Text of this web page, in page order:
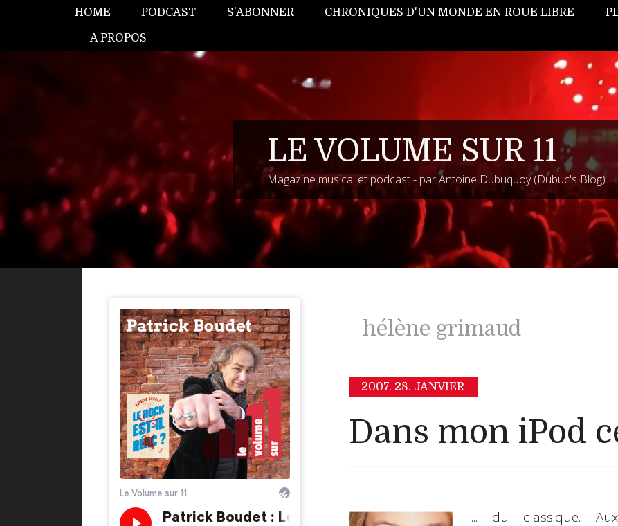
HOME PODCAST S'ABONNER CHRONIQUES D'UN MONDE EN ROUE LIBRE
A PROPOS
LE VOLUME SUR 11
Magazine musical et podcast - par Antoine Dubuquoy (Dubuc's Blog)
hélène grimaud
2007. 28. JANVIER
Dans mon iPod
... du classique.